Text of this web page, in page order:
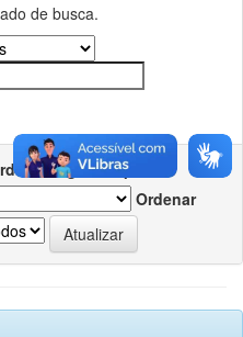
de busca.
registros por
Ordenar